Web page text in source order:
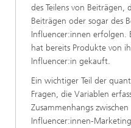
des Teilens von Beiträgen,
Beiträgen oder sogar des
Influencer:innen erfolgen.
hat bereits Produkte von
Influencer:in gekauft.
Ein wichtiger Teil der
Fragen, die Variablen
Zusammenhangs
Influencer:innen-